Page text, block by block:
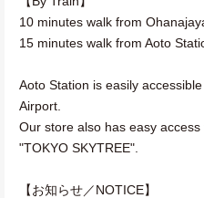
10 minutes walk from
15 minutes walk from Aoto
Aoto Station is easily
Airport.
Our store also has easy access
"TOKYO SKYTREE".
【お知らせ／NOTICE】